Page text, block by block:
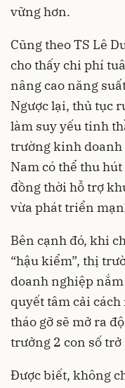
vững hơn.
Cũng theo TS Lê
cho thấy chi phí
nâng cao năng
Ngược lại, thủ tục
làm suy yếu tinh
trường kinh
Nam có thể thu
đồng thời hỗ trợ
vừa phát triển
Bên cạnh đó, khi
“hậu kiểm”, thị
doanh nghiệp
quyết tâm cải
tháo gỡ sẽ mở ra
trưởng 2 con số
Được biết, không